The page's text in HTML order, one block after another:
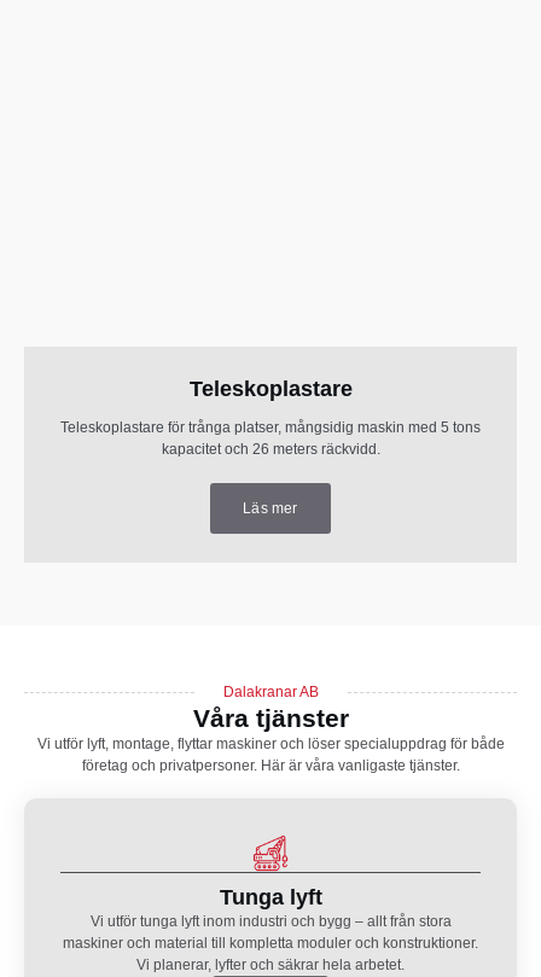
Teleskoplastare
Teleskoplastare för trånga platser, mångsidig maskin med 5 tons
kapacitet och 26 meters räckvidd.
Läs mer
Dalakranar AB
Våra tjänster
Vi utför lyft, montage, flyttar maskiner och löser specialuppdrag för både
företag och privatpersoner. Här är våra vanligaste tjänster.
Tunga lyft
Vi utför tunga lyft inom industri och bygg – allt från stora
maskiner och material till kompletta moduler och konstruktioner.
Vi planerar, lyfter och säkrar hela arbetet.